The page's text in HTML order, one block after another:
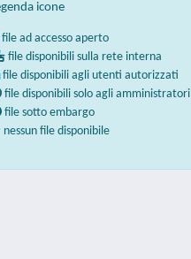
icone
file ad accesso aperto
file disponibili sulla rete interna
file disponibili agli utenti autorizzati
file disponibili solo agli amministratori
file sotto embargo
nessun file disponibile